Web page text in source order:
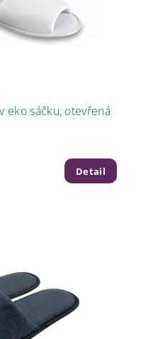
eko sáčku, otevřená
Detail